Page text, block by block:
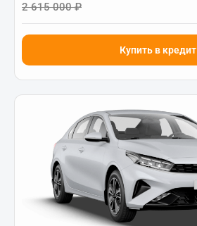
2 615 000 ₽
Купить в кредит